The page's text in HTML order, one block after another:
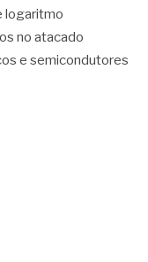
logaritmo
no atacado
e semicondutores